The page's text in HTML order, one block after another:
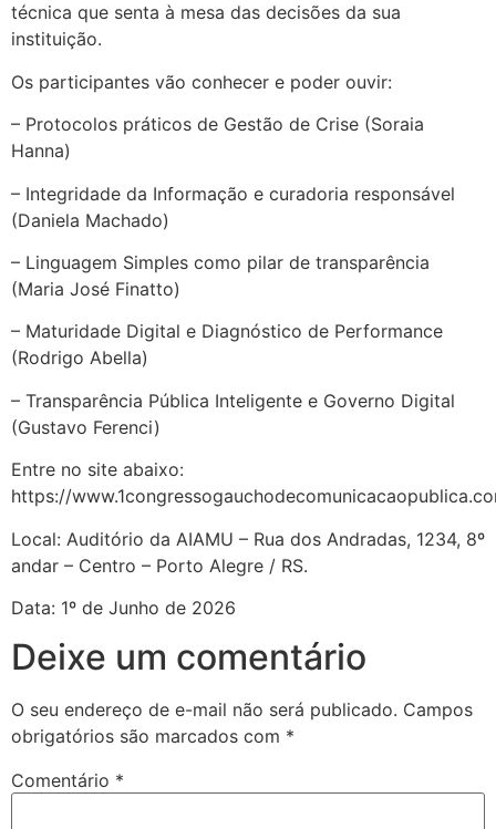
técnica que senta à mesa das decisões da sua
instituição.
Os participantes vão conhecer e poder ouvir:
– Protocolos práticos de Gestão de Crise (Soraia
Hanna)
– Integridade da Informação e curadoria responsável
(Daniela Machado)
– Linguagem Simples como pilar de transparência
(Maria José Finatto)
– Maturidade Digital e Diagnóstico de Performance
(Rodrigo Abella)
– Transparência Pública Inteligente e Governo Digital
(Gustavo Ferenci)
Entre no site abaixo:
https://
Local: Auditório da AIAMU – Rua dos Andradas, 1234, 8º
andar – Centro – Porto Alegre / RS.
Data: 1º de Junho de 2026
Deixe um comentário
O seu endereço de e-mail não será publicado. Campos
obrigatórios são marcados com *
Comentário *